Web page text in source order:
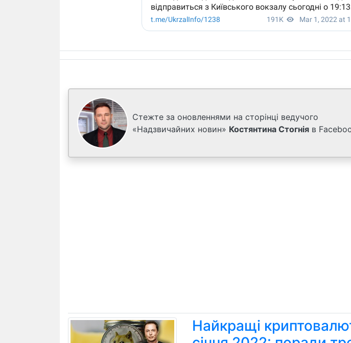
Стежте за оновленнями на сторінці ведучого
«Надзвичайних новин» Костянтина Стогнія в
Найкращі